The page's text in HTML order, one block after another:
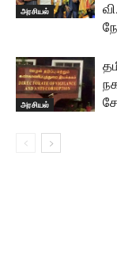
அரசியல்
அரசியல்